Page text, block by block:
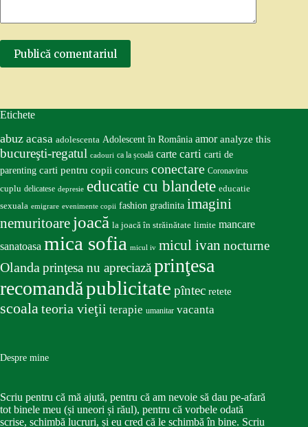
Publică comentariul
Etichete
abuz acasa adolescenta Adolescent în România amor analyze this
bucureşti-regatul cadouri ca la școală carte carti carti de
parenting carti pentru copii concurs conectare Coronavirus
cuplu delicatese depresie educatie cu blandete educatie
sexuala emigrare evenimente copii fashion gradinita imagini
nemuritoare joacă la joacă în străinătate limite mancare
sanatoasa mica sofia micul iv micul ivan nocturne
Olandaprinţesa nu apreciazăprinţesa
recomandăpublicitate pîntec retete
scoalateoria vieţii terapie umanitar vacanta
Despre mine
Scriu pentru că mă ajută, pentru că am nevoie să dau pe-afară
tot binele meu (și uneori și răul), pentru că vorbele odată
scrise, schimbă lucruri, și eu cred că le schimbă în bine. Scriu